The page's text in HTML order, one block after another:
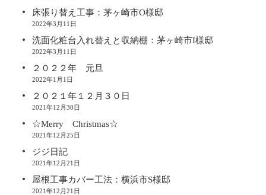
床張り替え工事：茅ヶ崎市O様邸
2022年3月11日
洗面化粧台入れ替えと収納棚：茅ヶ崎市I様邸
2022年3月11日
２０２２年 元旦
2022年1月1日
２０２１年１２月３０日
2021年12月30日
☆Merry Christmas☆
2021年12月25日
ジジ日記
2021年12月21日
屋根工事カバー工法：横浜市S様邸
2021年12月21日